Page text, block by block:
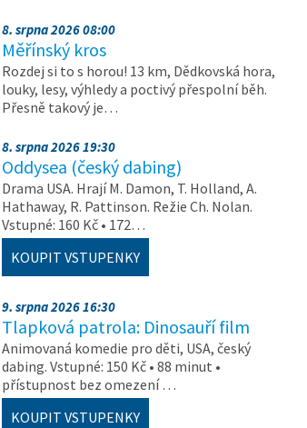
8. srpna 2026 08:00
Měřínský kros
Rozdej si to s horou! 13 km, Dědkovská hora,
louky, lesy, výhledy a poctivý přespolní běh.
Přesně takový je…
8. srpna 2026 19:30
Oddysea (český dabing)
Drama USA. Hrají M. Damon, T. Holland, A.
Hathaway, R. Pattinson. Režie Ch. Nolan.
Vstupné: 160 Kč • 172…
KOUPIT VSTUPENKY
9. srpna 2026 16:30
Tlapková patrola: Dinosauří film
Animovaná komedie pro děti, USA, český
dabing. Vstupné: 150 Kč • 88 minut •
přístupnost bez omezení …
KOUPIT VSTUPENKY